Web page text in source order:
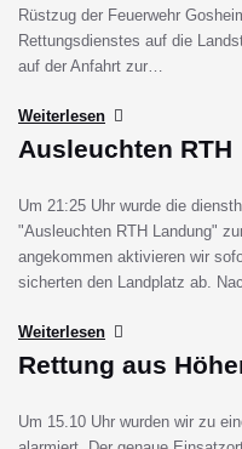
Rüstzug der Feuerwehr
Rettungsdienstes auf die
auf der Anfahrt zur…
Weiterlesen
Ausleuchten RTH
Um 21:25 Uhr wurde die
"Ausleuchten RTH Landung"
angekommen aktivieren wir
sicherten den Landplatz ab.
Weiterlesen
Rettung aus
Um 15.10 Uhr wurden wir zu